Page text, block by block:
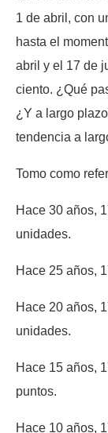
1 de abril, con
hasta el
abril y el 17 de
ciento. ¿Qué
¿Y a largo
tendencia a
Tomo como
Hace 30 años,
unidades.
Hace 25 años,
Hace 20 años,
unidades.
Hace 15 años,
puntos.
Hace 10 años,